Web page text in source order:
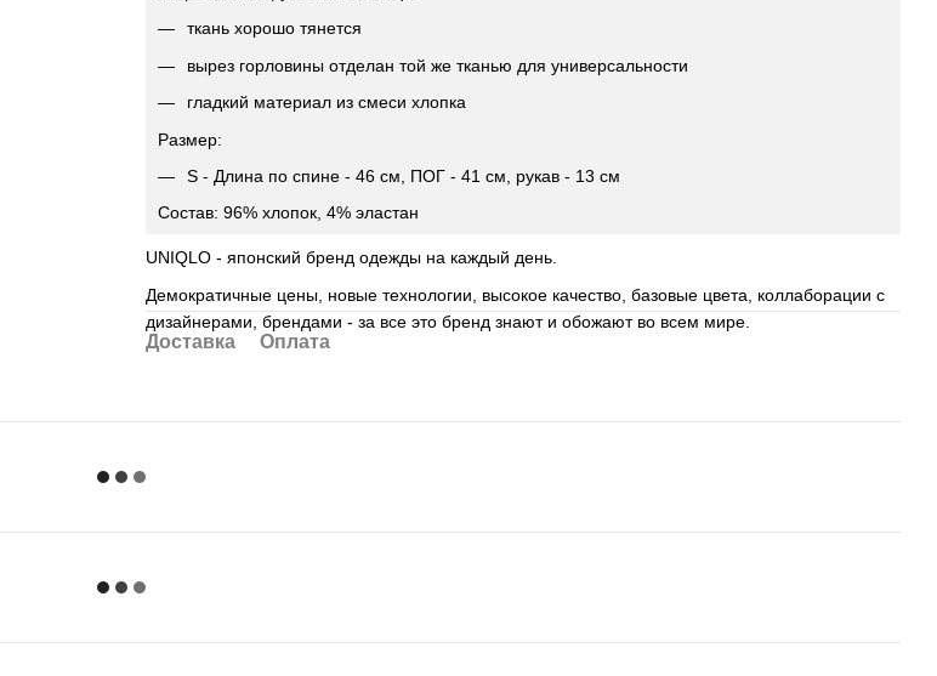
ткань хорошо тянется
вырез горловины отделан той же тканью для универсальности
гладкий материал из смеси хлопка
Размер:
S - Длина по спине - 46 см, ПОГ - 41 см, рукав - 13 см
Состав: 96% хлопок, 4% эластан
UNIQLO - японский бренд одежды на каждый день.
Демократичные цены, новые технологии, высокое качество, базовые цвета, коллаборации с
дизайнерами, брендами - за все это бренд знают и обожают во всем мире.
Доставка Оплата